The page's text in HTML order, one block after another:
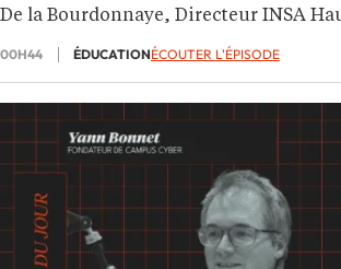
De la Bourdonnaye, Directeur INSA
00H44 ÉDUCATIONÉCOUTER L'ÉPISODE